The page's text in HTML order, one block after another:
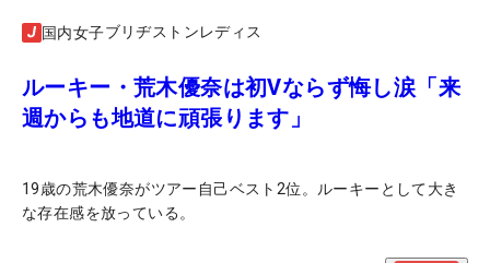
国内女子ブリヂストンレディス
ルーキー・荒木優奈は初Vならず悔し涙「来
週からも地道に頑張ります」
19歳の荒木優奈がツアー自己ベスト2位。ルーキーとして大き
な存在感を放っている。